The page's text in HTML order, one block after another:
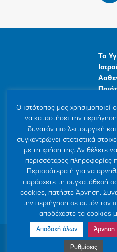
Το
© 2007-2026
Ο ιστότοπoς μας χρησιμοποιεί
να καταστήσει την
δυνατόν πιο λειτουργική
συγκεντρώνει στατιστικά
με τη χρήση της. Αν θέλετε
περισσότερες πληροφορίες
Περισσότερα ή για να
παράσχετε τη συγκατάθεσή
cookies, πατήστε Άρνηση.
την περιήγηση σε αυτόν τον
αποδέχεστε τα cookies
Αποδοχή όλων Άρνηση
Ρυθμίσεις